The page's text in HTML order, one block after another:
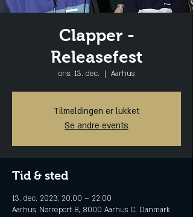
Clapper -
Releasefest
ons. 13. dec.
  |
Aarhus
Tilmeldingen er lukket
Se andre events
Tid & sted
13. dec. 2023, 20.00 – 22.00
Aarhus, Nørreport 8, 8000 Aarhus C, Danmark